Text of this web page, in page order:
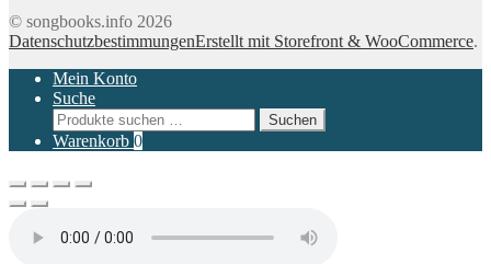
© songbooks.info 2026
DatenschutzbestimmungenErstellt mit Storefront & WooCommerce.
Mein Konto
Suche
Suchen
nach:
Suchen
Warenkorb 0